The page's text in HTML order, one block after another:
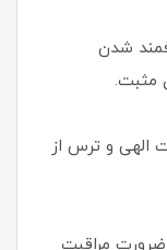
شدن
مثبت.
الهی و ترس از
ضرورت مراقبت